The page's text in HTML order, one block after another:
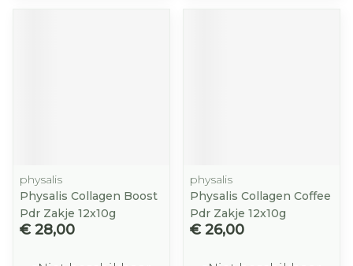
physalis
Physalis Collagen Boost
Pdr Zakje 12x10g
€ 28,00
physalis
Physalis Collagen Coffee
Pdr Zakje 12x10g
€ 26,00